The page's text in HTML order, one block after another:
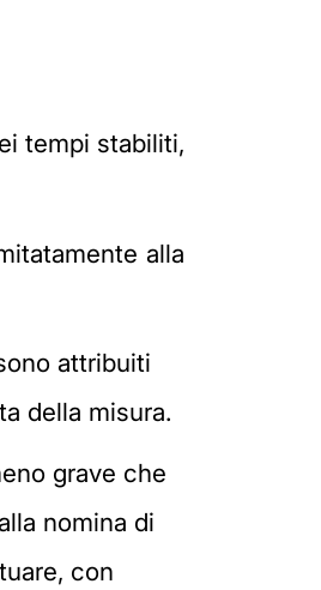
tempi stabiliti,
alla
attribuiti
della misura.
grave che
nomina di
con